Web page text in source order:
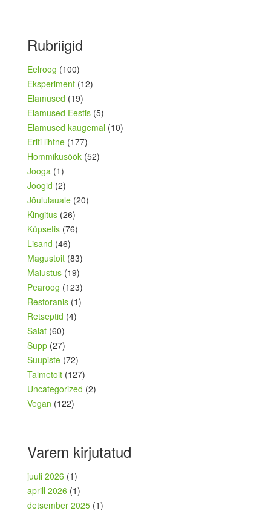
Rubriigid
Eelroog (100)
Eksperiment (12)
Elamused (19)
Elamused Eestis (5)
Elamused kaugemal (10)
Eriti lihtne (177)
Hommikusöök (52)
Jooga (1)
Joogid (2)
Jõululauale (20)
Kingitus (26)
Küpsetis (76)
Lisand (46)
Magustoit (83)
Maiustus (19)
Pearoog (123)
Restoranis (1)
Retseptid (4)
Salat (60)
Supp (27)
Suupiste (72)
Taimetoit (127)
Uncategorized (2)
Vegan (122)
Varem kirjutatud
juuli 2026 (1)
aprill 2026 (1)
detsember 2025 (1)